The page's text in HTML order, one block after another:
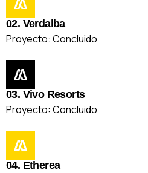
02. Verdalba
Proyecto: Concluido
03. Vivo Resorts
Proyecto: Concluido
04. Etherea